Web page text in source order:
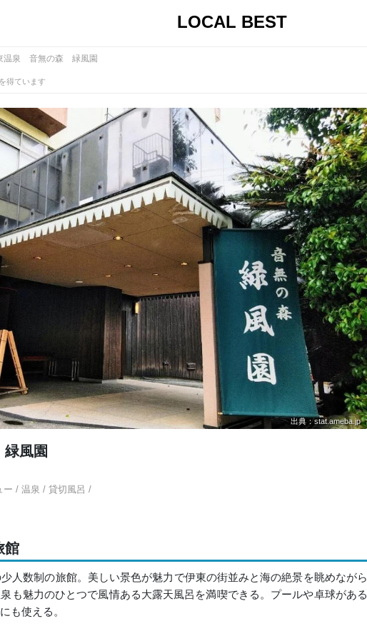
LOCAL BEST
温泉 音無の森 緑風園
得ています
出典：stat.ameba.jp
風園
ー / 温泉 / 貸切風呂 /
館
人数制の旅館。美しい景色が魅力で伊東の街並みと海の絶景を眺めながら
も魅力のひとつで風情ある大露天風呂を満喫できる。プールや卓球がある
も使える。